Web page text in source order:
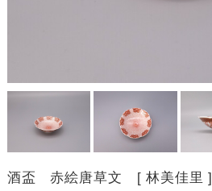
酒盃 赤絵唐草文 [ 林美佳里 ]